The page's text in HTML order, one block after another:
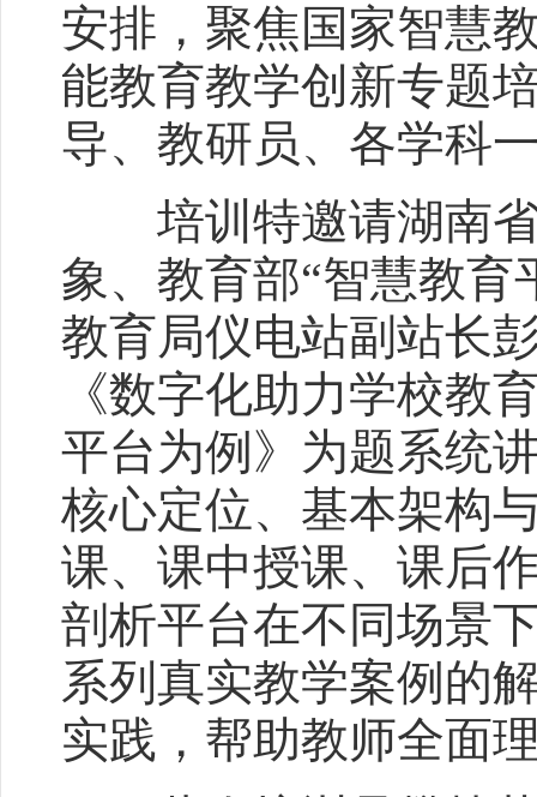
安排，聚焦国家智慧
能教育教学创新专题
导、教研员、各学科
培训特邀请湖南省
象、教育部“智慧教
教育局仪电站副站长
《数字化助力学校
平台为例》为题系统
核心定位、基本架构
课、课中授课、课后
剖析平台在不同场景
系列真实教学案例的
实践，帮助教师全面